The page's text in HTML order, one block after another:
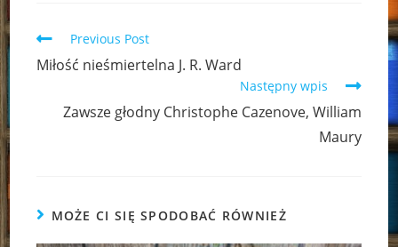
Read
more
articles
Previous Post
Miłość nieśmiertelna J. R. Ward
Następny wpis
Zawsze głodny Christophe Cazenove, William
Maury
MOŻE CI SIĘ SPODOBAĆ RÓWNIEŻ